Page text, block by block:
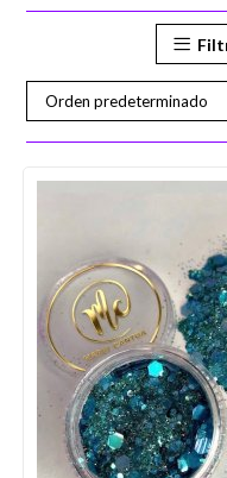
Orden predeterminado